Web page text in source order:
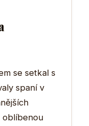
se setkal s
spaní v
oblíbenou